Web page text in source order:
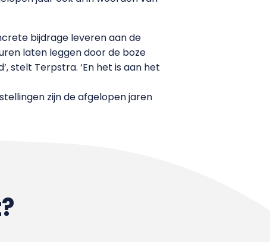
bijdrage leveren aan de
laten leggen door de boze
stelt Terpstra. ‘En het is aan het
zijn de afgelopen jaren